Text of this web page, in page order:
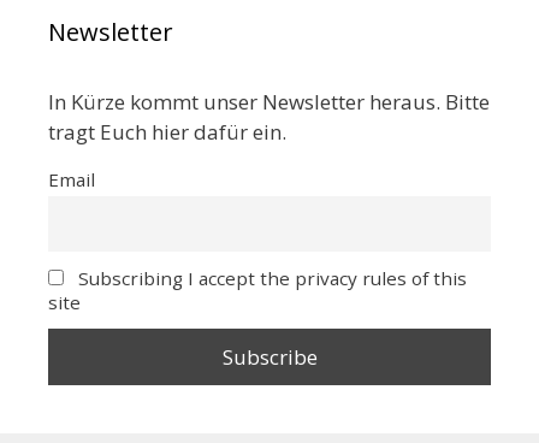
Newsletter
In Kürze kommt unser Newsletter heraus. Bitte
tragt Euch hier dafür ein.
Email
Subscribing I accept the privacy rules of this
site